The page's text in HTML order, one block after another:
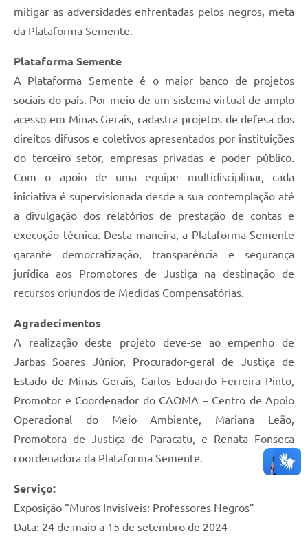
mitigar as adversidades enfrentadas pelos negros, meta
da Plataforma Semente.
Plataforma Semente
A Plataforma Semente é o maior banco de projetos
sociais do país. Por meio de um sistema virtual de amplo
acesso em Minas Gerais, cadastra projetos de defesa dos
direitos difusos e coletivos apresentados por instituições
do terceiro setor, empresas privadas e poder público.
Com o apoio de uma equipe multidisciplinar, cada
iniciativa é supervisionada desde a sua contemplação até
a divulgação dos relatórios de prestação de contas e
execução técnica. Desta maneira, a Plataforma Semente
garante democratização, transparência e segurança
jurídica aos Promotores de Justiça na destinação de
recursos oriundos de Medidas Compensatórias.
Agradecimentos
A realização deste projeto deve-se ao empenho de
Jarbas Soares Júnior, Procurador-geral de Justiça de
Estado de Minas Gerais, Carlos Eduardo Ferreira Pinto,
Promotor e Coordenador do CAOMA – Centro de Apoio
Operacional do Meio Ambiente, Mariana Leão,
Promotora de Justiça de Paracatu, e Renata Fonseca
coordenadora da Plataforma Semente.
Serviço:
Exposição “Muros Invisíveis: Professores Negros”
Data: 24 de maio a 15 de setembro de 2024